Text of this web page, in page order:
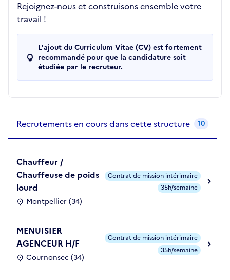
Rejoignez-nous et construisons ensemble votre
travail !
L'ajout du Curriculum Vitae (CV) est fortement
recommandé pour que la candidature soit
étudiée par le recruteur.
Recrutements en cours dans cette structure 10
Chauffeur /
Chauffeuse de poids
lourd
Montpellier (34)
Contrat de mission intérimaire
35h/semaine
MENUISIER
AGENCEUR H/F
Cournonsec (34)
Contrat de mission intérimaire
35h/semaine